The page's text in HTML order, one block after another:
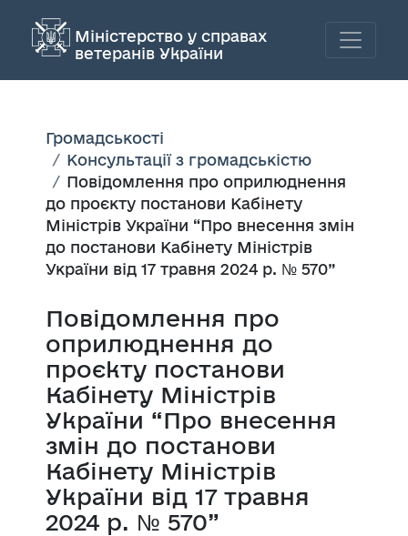
Міністерство у справах
ветеранів України
Громадськості
Консультації з громадськістю
Повідомлення про оприлюднення
до проєкту постанови Кабінету
Міністрів України “Про внесення змін
до постанови Кабінету Міністрів
України від 17 травня 2024 р. № 570”
Повідомлення про
оприлюднення до
проєкту постанови
Кабінету Міністрів
України “Про внесення
змін до постанови
Кабінету Міністрів
України від 17 травня
2024 р. № 570”